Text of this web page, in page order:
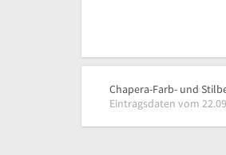
Chapera-Farb- und
Eintragsdaten vom